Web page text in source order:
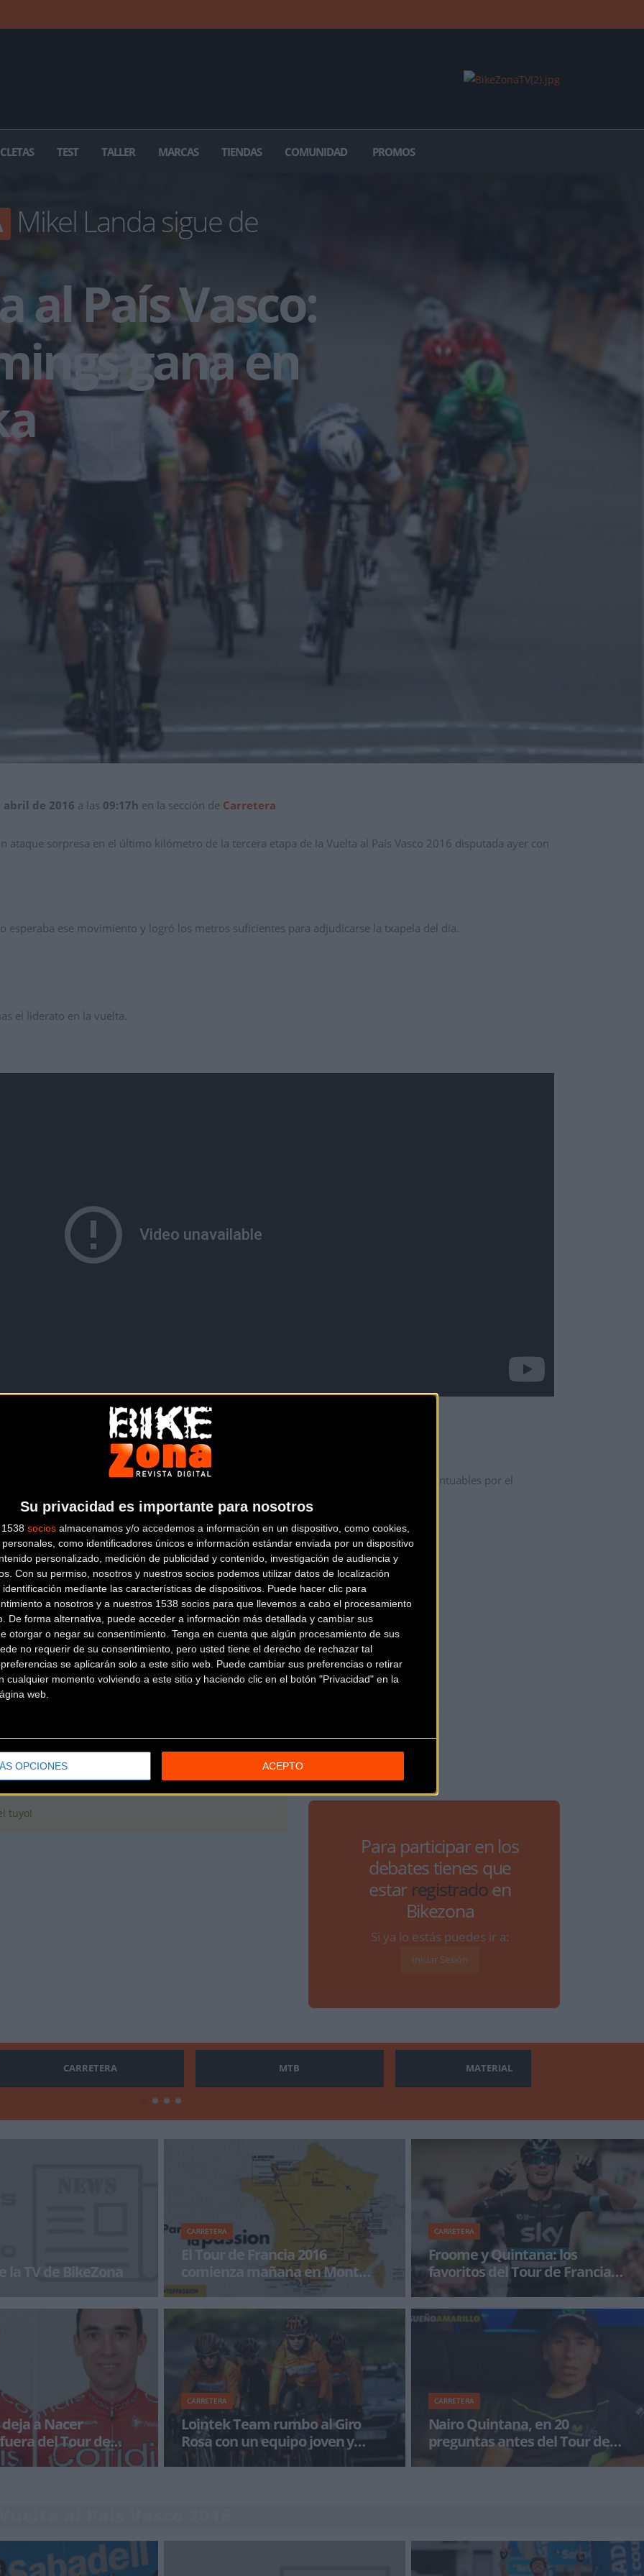
Su privacidad es importante para nosotros
socios almacenamos y/o accedemos a información en un dispositivo, como cookies,
como identificadores únicos e información estándar enviada por un dispositivo
personalizado, medición de publicidad y contenido, investigación de audiencia y
Con su permiso, nosotros y nuestros socios podemos utilizar datos de localización
mediante las características de dispositivos. Puede hacer clic para
a nosotros y a nuestros 1538 socios para que llevemos a cabo el procesamiento
De forma alternativa, puede acceder a información más detallada y cambiar sus
otorgar o negar su consentimiento. Tenga en cuenta que algún procesamiento de sus
no requerir de su consentimiento, pero usted tiene el derecho de rechazar tal
se aplicarán solo a este sitio web. Puede cambiar sus preferencias o retirar
cualquier momento volviendo a este sitio y haciendo clic en el botón "Privacidad" en la
web.
OPCIONES ACEPTO
TEST TALLER MARCAS TIENDAS COMUNIDAD PROMOS
Mikel Landa sigue de
al País Vasco:
gana en
abril de 2016 a las 09:17h en la sección de Carretera
ataque sorpresa en el último kilómetro de la tercera etapa de la Vuelta al País Vasco 2016 disputada ayer con
ese movimiento y logró los metros suficientes para adjudicarse la txapela del día.
el liderato en la vuelta.
la localidad navarra de Lesaka y la guipuzcoana de Orio, de 163 kms. con seis altos puntuables por el
arrancará con una etapa en la capital vizcaina cuyo
tuyo!
Para participar en los
debates tienes que
estar registradoen
Bikezona
Si ya lo estás puedes ir a:
Iniciar Sesión
CARRETERA MTB MATERIAL
la TV de BikeZona
CARRETERA
El Tour de Francia 2016
comienza mañana en Mont
Saint Michel
La 103 edición del Tour comenzará este
sábado 2 de Julio para terminar el 24 en l
CARRETERA
Froome y Quintana: los
favoritos del Tour de Francia
2016
Con el Tour de Francia en puertas, los
pronósticos favorecen a Chris Froome como
ganador, seguido por Nairo Quint
a Nacer
del Tour de
del Cofidis Nacer
CARRETERA
Lointek Team rumbo al Giro
Rosa con un equipo joven y
equilibrado
Lointek Team disputará del 1 al 10 de julio la
CARRETERA
Nairo Quintana, en 20
preguntas antes del Tour de
El líder de Movistar Team para la 103ª edición